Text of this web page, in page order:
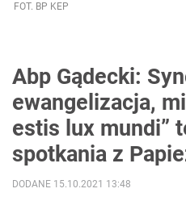
FOT. BP KEP
Abp Gądecki:
ewangelizacja,
estis lux mundi”
spotkania z
DODANE 15.10.2021 13:48